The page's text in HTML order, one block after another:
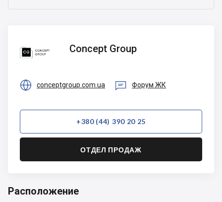
Group
Concept Group
 conceptgroup.com.ua  Форум ЖК
+380 (44) 390 20 25
ОТДЕЛ ПРОДАЖ
Расположение